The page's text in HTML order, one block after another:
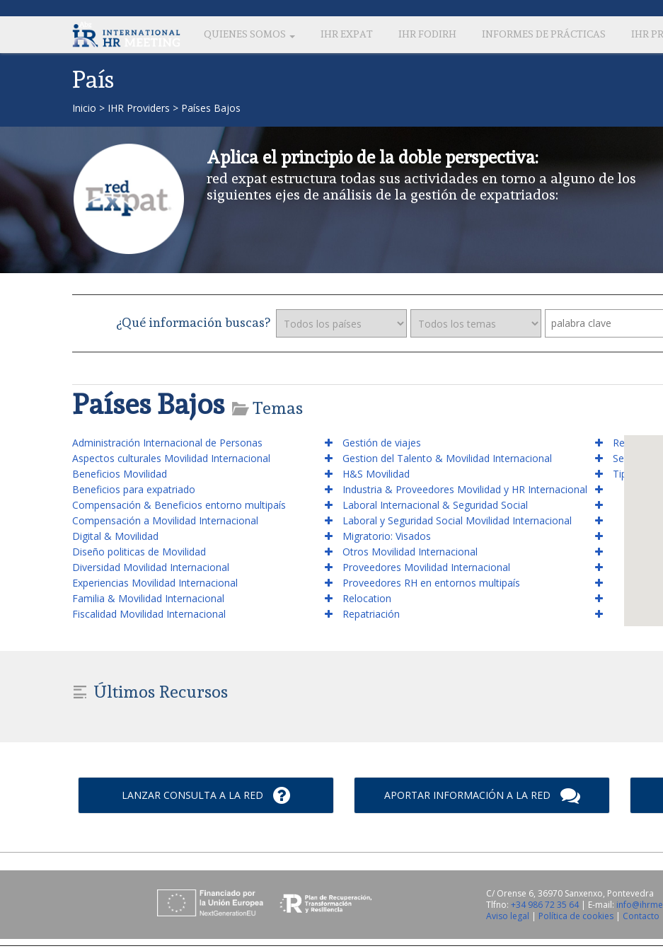
QUIENES SOMOS IHR EXPAT IHR FODIRH INFORMES DE PRÁCTICAS IHR
País
Inicio > IHR Providers > Países Bajos
Aplica el principio de la doble perspectiva:
red expat estructura todas sus actividades en torno a alguno de los
siguientes ejes de análisis de la gestión de expatriados:
¿Qué información buscas?
Países Bajos Temas
Administración Internacional de Personas
Aspectos culturales Movilidad Internacional
Beneficios Movilidad
Beneficios para expatriado
Compensación & Beneficios entorno multipaís
Compensación a Movilidad Internacional
Digital & Movilidad
Diseño politicas de Movilidad
Diversidad Movilidad Internacional
Experiencias Movilidad Internacional
Familia & Movilidad Internacional
Fiscalidad Movilidad Internacional
Gestión de viajes
Gestion del Talento & Movilidad Internacional
H&S Movilidad
Industria & Proveedores Movilidad y HR Internacional
Laboral Internacional & Seguridad Social
Laboral y Seguridad Social Movilidad Internacional
Migratorio: Visados
Otros Movilidad Internacional
Proveedores Movilidad Internacional
Proveedores RH en entornos multipaís
Relocation
Repatriación
Retorno
Seguridad
Tipos de
Últimos Recursos
LANZAR CONSULTA A LA RED APORTAR INFORMACIÓN A LA RED
C/ Orense 6, 36970 Sanxenxo, Pontevedra
Tlfno: +34 986 72 35 64| E-mail:
Aviso legal | Política de cookies | Contacto